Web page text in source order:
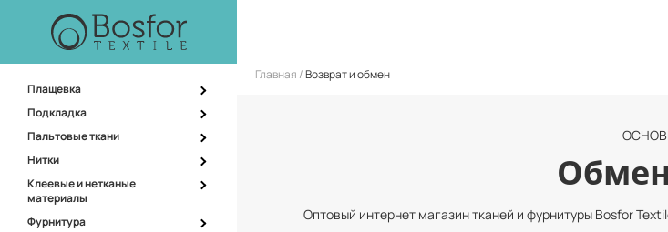
Плащевка
Подкладка
Пальтовые ткани
Нитки
Клеевые и нетканые
материалы
Фурнитура
Главная Возврат и обмен
Оптовый интернет магазин тканей и фурнитуры Bosfor